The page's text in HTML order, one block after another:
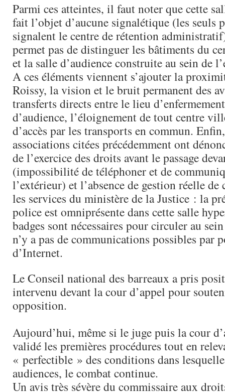
Parmi ces atteintes, il faut noter que cette
fait l’objet d’aucune signalétique (les seuls
signalent le centre de rétention
permet pas de distinguer les bâtiments du
et la salle d’audience construite au sein de
A ces éléments viennent s’ajouter la
Roissy, la vision et le bruit permanent des
transferts directs entre le lieu
d’audience, l’éloignement de tout centre
d’accès par les transports en commun.
associations citées précédemment ont
de l’exercice des droits avant le passage
(impossibilité de téléphoner et de
l’extérieur) et l’absence de gestion réelle de
les services du ministère de la Justice : la
police est omniprésente dans cette salle
badges sont nécessaires pour circuler au
n’y a pas de communications possibles par
d’Internet.
Le Conseil national des barreaux a pris
intervenu devant la cour d’appel pour
opposition.
Aujourd’hui, même si le juge puis la cour
validé les premières procédures tout en
« perfectible » des conditions dans
audiences, le combat continue.
Un avis très sévère du commissaire aux